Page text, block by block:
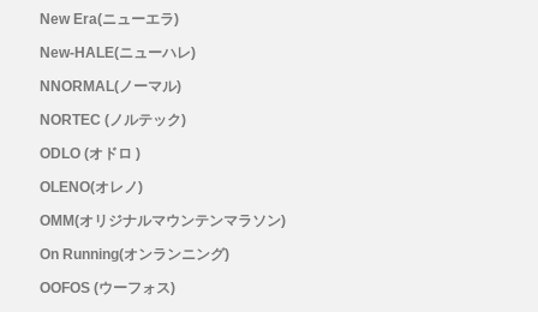
New Era(ニューエラ)
New-HALE(ニューハレ)
NNORMAL(ノーマル)
NORTEC (ノルテック)
ODLO (オドロ )
OLENO(オレノ)
OMM(オリジナルマウンテンマラソン)
On Running(オンランニング)
OOFOS (ウーフォス)